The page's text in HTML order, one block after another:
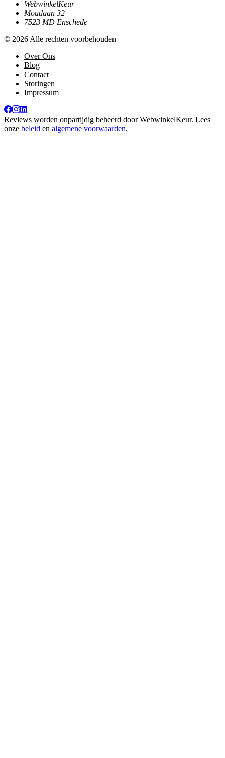
WebwinkelKeur
Moutlaan 32
7523 MD Enschede
© 2026 Alle rechten voorbehouden
Over Ons
Blog
Contact
Storingen
Impressum
Reviews worden onpartijdig beheerd doorWebwinkelKeur. Lees
onze beleid en algemene voorwaarden.